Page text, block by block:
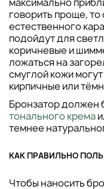
говорить проще, то
естественного
подойдут для
коричневые и
ложаться на
смуглой кожи
кирпичные или
Бронзатор должен
тонального крема
темнее
КАК ПРАВИЛЬНО
Чтобы наносить